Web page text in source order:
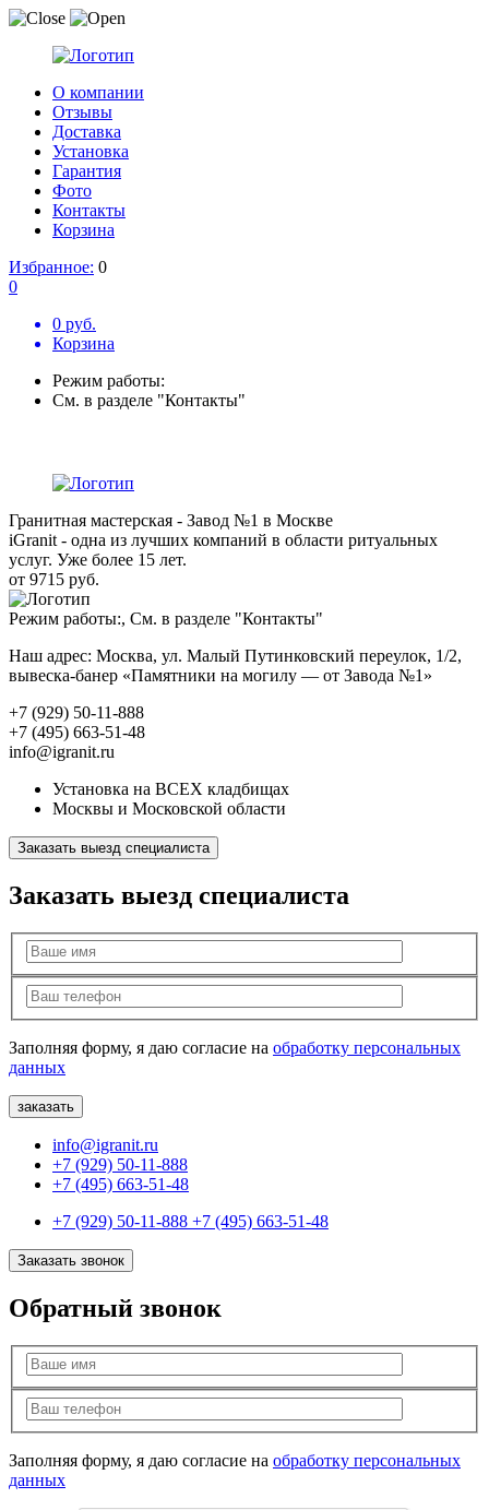
О компании
Отзывы
Доставка
Установка
Гарантия
Фото
Контакты
Корзина
Избранное: 0
0
0 руб.
Корзина
Режим работы:
См. в разделе "Контакты"
Гранитная мастерская - Завод №1 в Москве
iGranit - одна из лучших компаний в области ритуальных
услуг. Уже более 15 лет.
от 9715 руб.
Режим работы:, См. в разделе "Контакты"
Наш адрес: Москва, ул. Малый Путинковский переулок, 1/2,
вывеска-банер «Памятники на могилу — от Завода №1»
+7 (929) 50-11-888
+7 (495) 663-51-48
info@igranit.ru
Установка на ВСЕХ кладбищах
Москвы и Московской области
Заказать выезд специалиста
Заказать выезд специалиста
Заполняя форму, я даю согласие на обработку персональных
данных
info@igranit.ru
+7 (929) 50-11-888
+7 (495) 663-51-48
+7 (929) 50-11-888 +7 (495) 663-51-48
Заказать звонок
Обратный звонок
Заполняя форму, я даю согласие на обработку персональных
данных